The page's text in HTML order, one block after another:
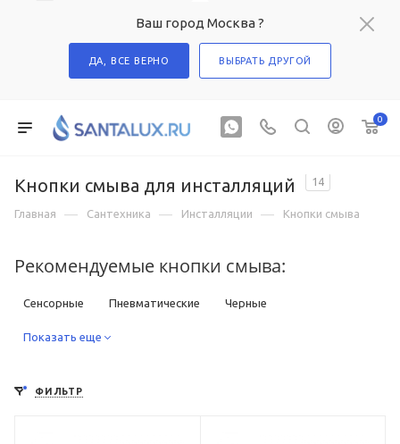
Ваш город Москва ?
ДА, ВСЕ ВЕРНО ВЫБРАТЬ ДРУГОЙ
0
Кнопки смыва для инсталляций 14
Главная — Сантехника — Инсталляции — Кнопки смыва
Рекомендуемые кнопки смыва:
Сенсорные Пневматические Черные
Под золото
Показать еще
ФИЛЬТР